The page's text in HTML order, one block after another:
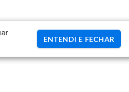
ENTENDI E FECHAR